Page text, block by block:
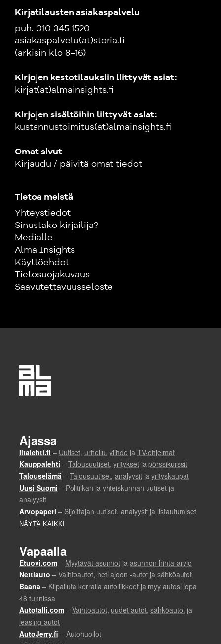
Kirjatilausten asiakaspalvelu
puh. 010 345 1520
asiakaspalvelu(at)storia.fi
(arkisin klo 8–16)
Kirjojen kestotilauksiin liittyvät asiat:
kirjat(at)almainsights.fi
Kirjojen sisältöihin liittyvät asiat:
kustannustoimitus(at)almainsights.fi
Omat sivut
Kirjaudu / päivitä omat tiedot
Tietoa meistä
Yhteystiedot
Sinustako kirjailija?
Medialle
Alma Insights
Käyttöehdot
Tietosuojakuvaus
Saavutettavuusseloste